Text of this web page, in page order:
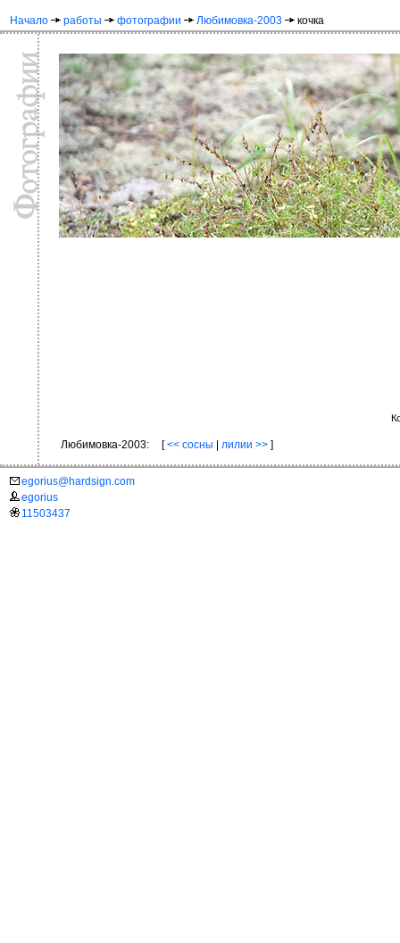
Начало работы фотографии Любимовка-2003 кочка
Любимовка-2003: [<< сосны лилии >> ]
egorius@hardsign.com
egorius
11503437